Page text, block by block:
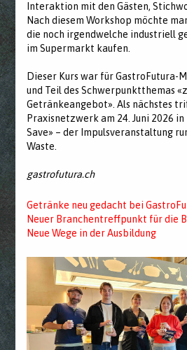
Interaktion mit den Gästen,
Nach diesem Workshop möchte
die noch irgendwelche industriell
im Supermarkt kaufen.
Dieser Kurs war für GastroFutura-
und Teil des Schwerpunktthemas
Getränkeangebot». Als nächstes
Praxisnetzwerk am 24. Juni 2026 in
Save» – der Impulsveranstaltung
Waste.
gastrofutura.ch
Getränke neu gedacht bei
Neuer Branchentreffpunkt für die
Neue Wege in der Ausbildung